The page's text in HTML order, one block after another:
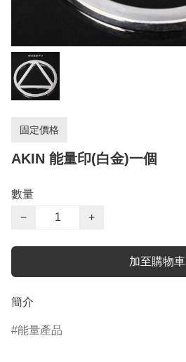
固定價格
AKIN 能量印(白金)一個
數量
−
+
加至購物車
簡介
能量產品